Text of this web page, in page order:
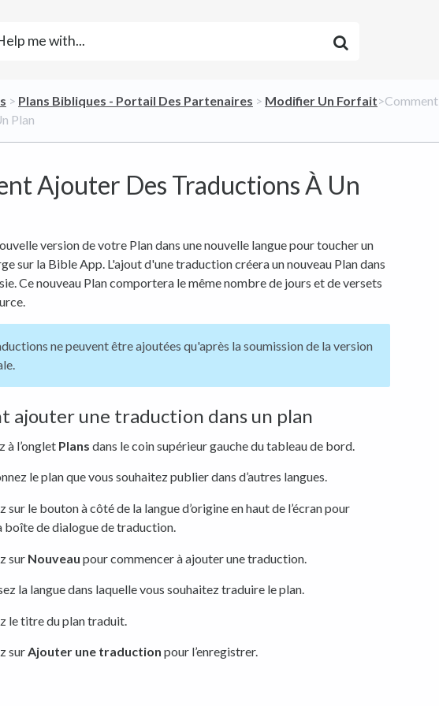
​ > ​ ​Plans Bibliques - Portail Des Partenaires ​ > ​ ​Modifier Un Forfait​>​ Comment
Plan
Ajouter Des Traductions À Un
version de votre Plan dans une nouvelle langue pour toucher un
sur la Bible App. L'ajout d'une traduction créera un nouveau Plan dans
Ce nouveau Plan comportera le même nombre de jours et de versets
ne peuvent être ajoutées qu'après la soumission de la version
ajouter une traduction dans un plan
à l’onglet Plans dans le coin supérieur gauche du tableau de bord.
le plan que vous souhaitez publier dans d’autres langues.
sur le bouton à côté de la langue d’origine en haut de l’écran pour
boîte de dialogue de traduction.
sur Nouveau pour commencer à ajouter une traduction.
la langue dans laquelle vous souhaitez traduire le plan.
le titre du plan traduit.
surAjouter une traduction pour l’enregistrer.